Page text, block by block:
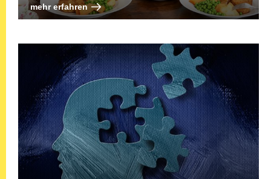
mehr erfahrenmehr erfahren: Essen auf Rädern